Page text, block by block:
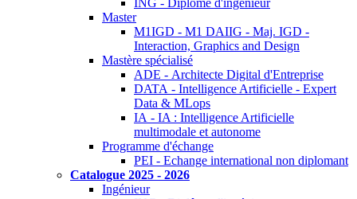
ING - Diplôme d'ingénieur
Master
M1IGD - M1 DAIIG - Maj. IGD -
Interaction, Graphics and Design
Mastère spécialisé
ADE - Architecte Digital d'Entreprise
DATA - Intelligence Artificielle - Expert
Data & MLops
IA - IA : Intelligence Artificielle
multimodale et autonome
Programme d'échange
PEI - Echange international non diplomant
Catalogue 2025 - 2026
Ingénieur